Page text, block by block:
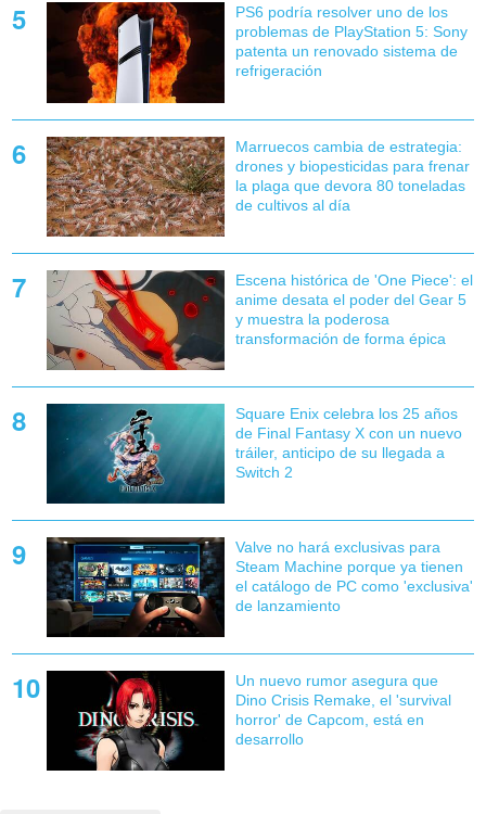
PS6 podría resolver uno de los
problemas de PlayStation 5: Sony
patenta un renovado sistema de
refrigeración
Marruecos cambia de estrategia:
drones y biopesticidas para frenar
la plaga que devora 80 toneladas
de cultivos al día
Escena histórica de 'One Piece': el
anime desata el poder del Gear 5
y muestra la poderosa
transformación de forma épica
Square Enix celebra los 25 años
de Final Fantasy X con un nuevo
tráiler, anticipo de su llegada a
Switch 2
Valve no hará exclusivas para
Steam Machine porque ya tienen
el catálogo de PC como 'exclusiva'
de lanzamiento
Un nuevo rumor asegura que
Dino Crisis Remake, el 'survival
horror' de Capcom, está en
desarrollo